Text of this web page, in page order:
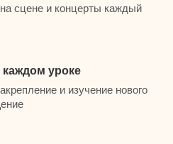
сцене и концерты каждый
каждом уроке
и изучение нового